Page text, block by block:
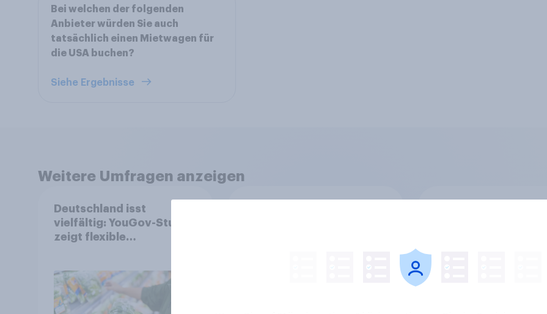
Bei welchen der folgenden
Anbieter würden Sie auch
tatsächlich einen Mietwagen für
die USA buchen?
Siehe Ergebnisse
Weitere Umfragen anzeigen
Deutschland isst
vielfältig: YouGov-Studie
zeigt flexible